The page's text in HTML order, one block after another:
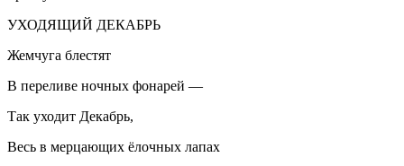
УХОДЯЩИЙ ДЕКАБРЬ
Жемчуга блестят
В переливе ночных фонарей —
Так уходит Декабрь,
Весь в мерцающих ёлочных лапах